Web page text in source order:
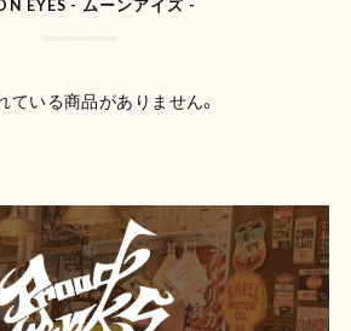
EYES - ムーンアイズ -
ている商品がありません。